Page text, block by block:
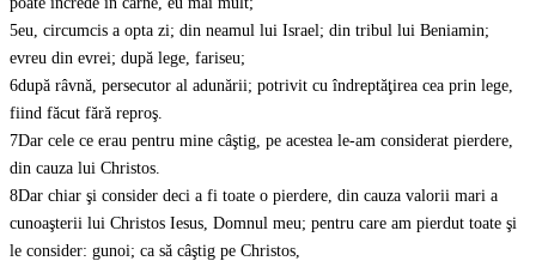
5eu, circumcis a opta zi; din neamul lui Israel; din tribul lui Beniamin;
evreu din evrei; după lege, fariseu;
6după râvnă, persecutor al adunării; potrivit cu îndreptăţirea cea prin lege,
fiind făcut fără reproş.
7Dar cele ce erau pentru mine câştig, pe acestea le-am considerat pierdere,
din cauza lui Christos.
8Dar chiar şi consider deci a fi toate o pierdere, din cauza valorii mari a
cunoaşterii lui Christos Iesus, Domnul meu; pentru care am pierdut toate şi
le consider: gunoi; ca să câştig pe Christos,